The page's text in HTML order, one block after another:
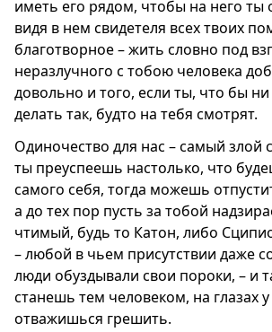
иметь его рядом, чтобы на него ты
видя в нем свидетеля всех твоих
благотворное – жить словно под
неразлучного с тобою человека
довольно и того, если ты, что бы
делать так, будто на тебя смотрят.
Одиночество для нас – самый злой
ты преуспеешь настолько, что
самого себя, тогда можешь
а до тех пор пусть за тобой
чтимый, будь то Катон, либо
– любой в чьем присутствии даже
люди обуздывали свои пороки, – и
станешь тем человеком, на глазах
отважишься грешить.